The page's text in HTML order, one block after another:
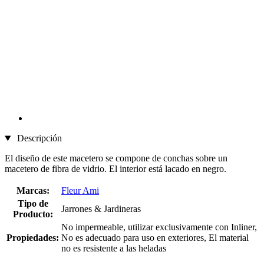
Descripción
El diseño de este macetero se compone de conchas sobre un
macetero de fibra de vidrio. El interior está lacado en negro.
Marcas:
Fleur Ami
Tipo de
Producto:
Jarrones & Jardineras
Propiedades:
No impermeable, utilizar exclusivamente con Inliner,
No es adecuado para uso en exteriores, El material
no es resistente a las heladas